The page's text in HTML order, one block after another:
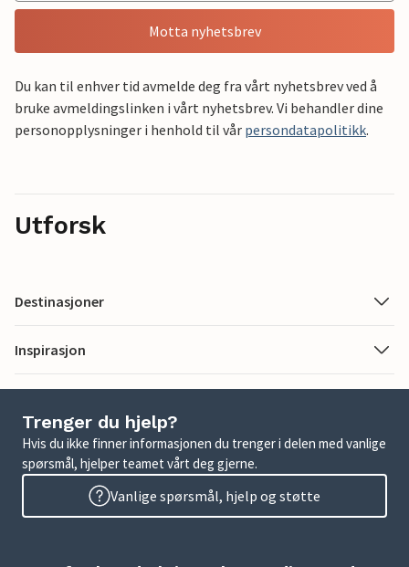
Motta nyhetsbrev
Du kan til enhver tid avmelde deg fra vårt nyhetsbrev ved å
bruke avmeldingslinken i vårt nyhetsbrev. Vi behandler dine
personopplysninger i henhold til vår persondatapolitikk.
Utforsk
Destinasjoner
Inspirasjon
Trenger du hjelp?
Hvis du ikke finner informasjonen du trenger i delen med vanlige
spørsmål, hjelper teamet vårt deg gjerne.
Vanlige spørsmål, hjelp og støtte